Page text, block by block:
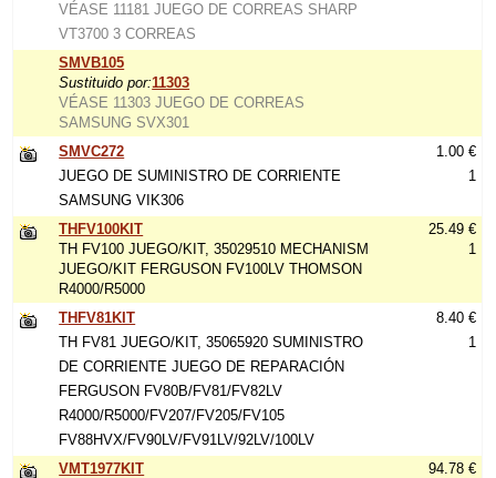
VÉASE 11181 JUEGO DE CORREAS SHARP
VT3700 3 CORREAS
SMVB105
Sustituido por:11303
VÉASE 11303 JUEGO DE CORREAS
SAMSUNG SVX301
SMVC272
JUEGO DE SUMINISTRO DE CORRIENTE
SAMSUNG VIK306
1.00 €
1
THFV100KIT
TH FV100 JUEGO/KIT, 35029510 MECHANISM
JUEGO/KIT FERGUSON FV100LV THOMSON
R4000/R5000
25.49 €
1
THFV81KIT
TH FV81 JUEGO/KIT, 35065920 SUMINISTRO
DE CORRIENTE JUEGO DE REPARACIÓN
FERGUSON FV80B/FV81/FV82LV
R4000/R5000/FV207/FV205/FV105
FV88HVX/FV90LV/FV91LV/92LV/100LV
8.40 €
1
VMT1977KIT
94.78 €